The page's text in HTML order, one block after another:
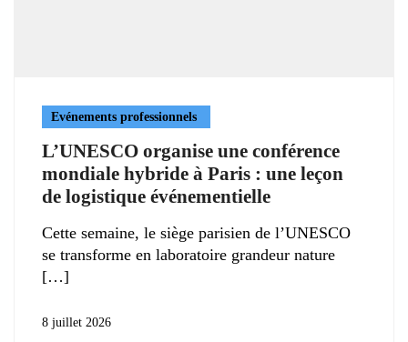
Evénements professionnels
L’UNESCO organise une conférence
mondiale hybride à Paris : une leçon
de logistique événementielle
Cette semaine, le siège parisien de l’UNESCO
se transforme en laboratoire grandeur nature
8 juillet 2026